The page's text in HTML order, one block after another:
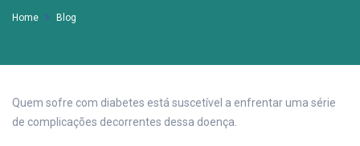
Home Blog
Quem sofre com diabetes está suscetível a enfrentar uma série
de complicações decorrentes dessa doença.